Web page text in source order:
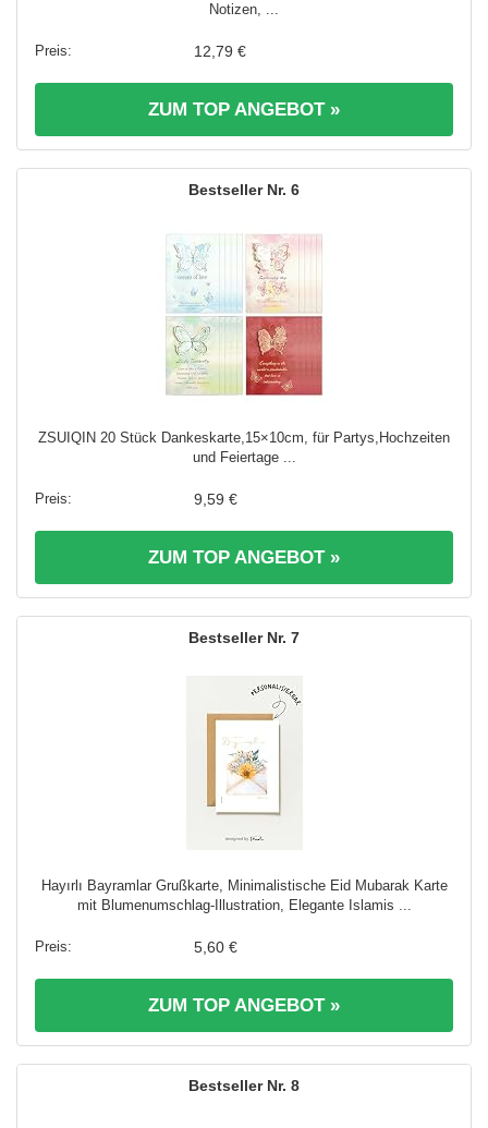
Notizen, ...
12,79 €
ZUM TOP ANGEBOT »
6
ZSUIQIN 20 Stück Dankeskarte,15×10cm, für Partys,Hochzeiten
und Feiertage ...
9,59 €
ZUM TOP ANGEBOT »
7
Hayırlı Bayramlar Grußkarte, Minimalistische Eid Mubarak Karte
mit Blumenumschlag-Illustration, Elegante Islamis ...
5,60 €
ZUM TOP ANGEBOT »
8